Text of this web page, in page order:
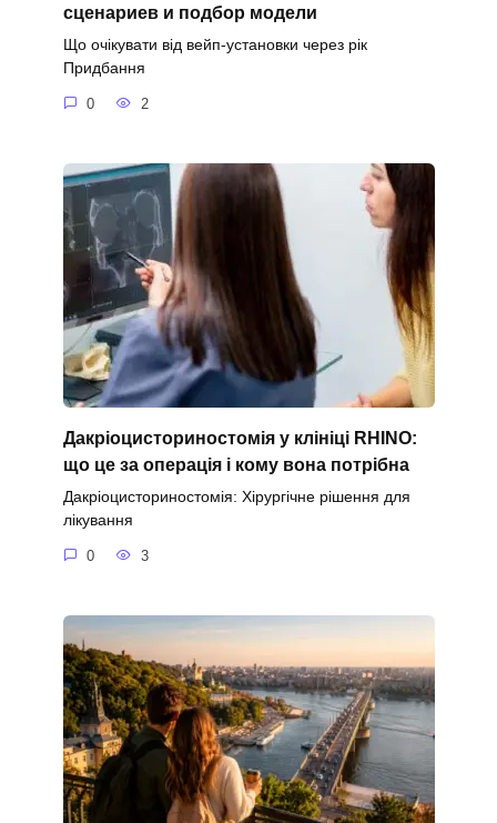
сценариев и подбор модели
Що очікувати від вейп-установки через рік
Придбання
0 2
Дакріоцисториностомія у клініці RHINO:
що це за операція і кому вона потрібна
Дакріоцисториностомія: Хірургічне рішення для
лікування
0 3